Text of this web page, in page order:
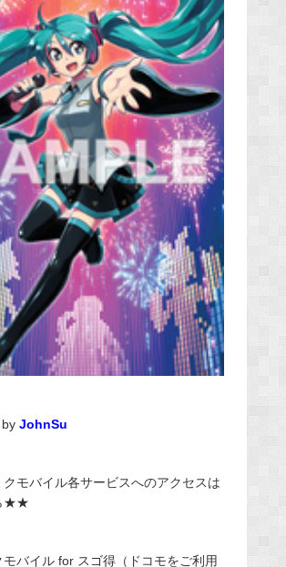
JohnSu
モバイル各サービスへのアクセスは
★★
バイル for スゴ得（ドコモをご利用